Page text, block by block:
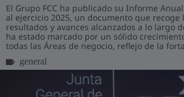
El Grupo FCC ha publicado su Informe
al ejercicio 2025, un documento que recoge
resultados y avances alcanzados a lo largo
ha estado marcado por un sólido
todas las Áreas de negocio, reflejo de la
de gestión del Gr...
general